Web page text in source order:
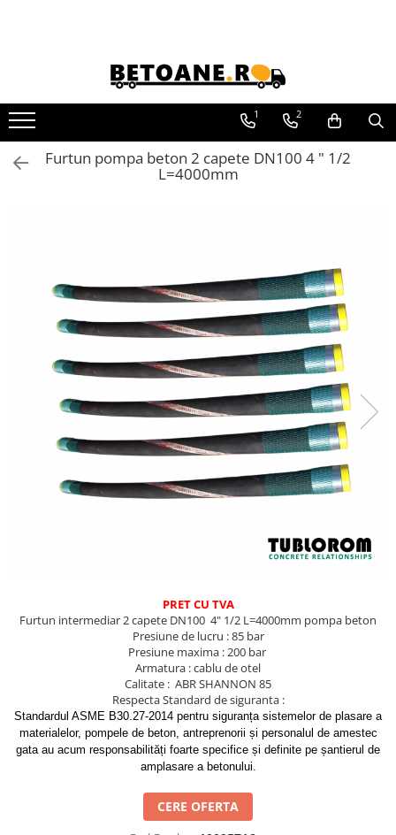
AUTOBETONIERE STETTER
AUTOBETONIERE LIEBHERR
AUTOBETONIERE CIFA
AUTOBETONIERE KARENA
1 2
Furtun pompa beton 2 capete DN100 4 " 1/2
L=4000mm
PRET CU TVA
Furtun intermediar 2 capete DN100 4" 1/2 L=4000mm pompa beton
Presiune de lucru : 85 bar
Presiune maxima : 200 bar
Armatura : cablu de otel
Calitate : ABR SHANNON 85
Respecta Standard de siguranta :
Standardul ASME B30.27-2014 pentru siguranța sistemelor de plasare a
materialelor, pompele de beton, antreprenorii și personalul de amestec
gata au acum responsabilități foarte specifice și definite pe șantierul de
amplasare a betonului.
CERE OFERTA